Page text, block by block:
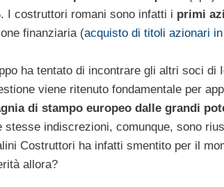
I costruttori romani sono infatti i primi
finanziaria (acquisto di titoli azionari
ha tentato di incontrare gli altri soci
viene ritenuto fondamentale per
di stampo europeo dalle grandi
stesse indiscrezioni, comunque, sono
Costruttori ha infatti smentito per il
allora?